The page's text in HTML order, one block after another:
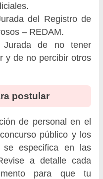
del Registro de
– REDAM.
Jurada de no tener
y de no percibir otros
postular
de personal en el
público y los
se especifica en las
a detalle cada
para que tu